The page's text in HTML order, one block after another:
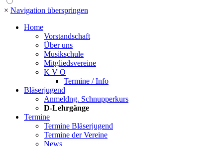
× Navigation überspringen
Home
Vorstandschaft
Über uns
Musikschule
Mitgliedsvereine
K V O
Termine / Info
Bläserjugend
Anmeldng. Schnupperkurs
D-Lehrgänge
Termine
Termine Bläserjugend
Termine der Vereine
News